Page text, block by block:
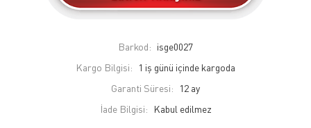
Barkod: isge0027
Kargo Bilgisi:
1 iş günü içinde kargoda
Garanti Süresi:
12 ay
İade Bilgisi: